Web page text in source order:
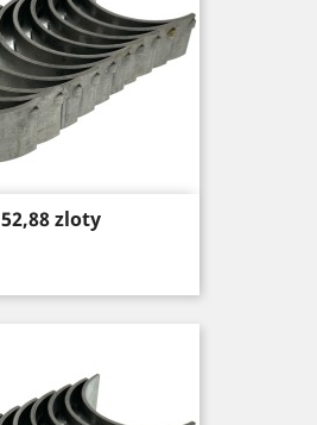
Price
52,88 zloty